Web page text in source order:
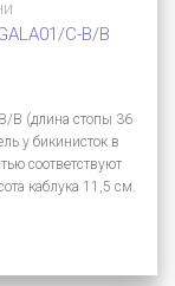
C-B/B
B (длина стопы 36
у бикинисток в
соответствуют
каблука 11,5 см.